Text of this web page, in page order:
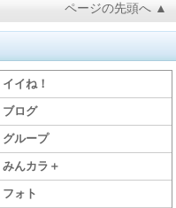
ページの先頭へ ▲
イイね！
ブログ
グループ
みんカラ＋
フォト